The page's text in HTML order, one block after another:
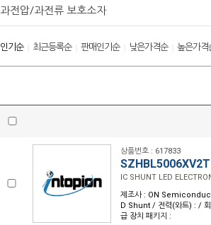
과전압/과전류 보호소자
인기순| 최근등록순| 판매인기순| 낮은가격순| 높은가격
상품번호 : 617833
IC SHUNT LED
제조사 : ON
D Shunt / 전력(와트) : /
급 장치 패키지 :